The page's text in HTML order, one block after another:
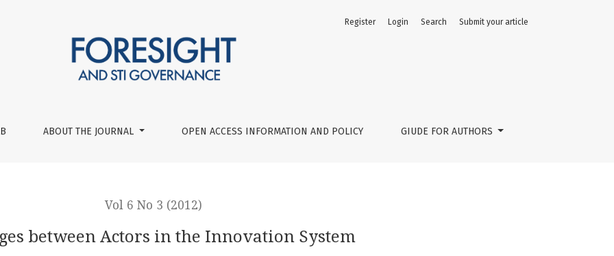
ABOUT THE JOURNAL OPEN ACCESS INFORMATION AND POLICY GIUDE FOR AUTHORS
Register Login Search Submit your article
Vol 6 No 3 (2012)
between Actors in the Innovation System